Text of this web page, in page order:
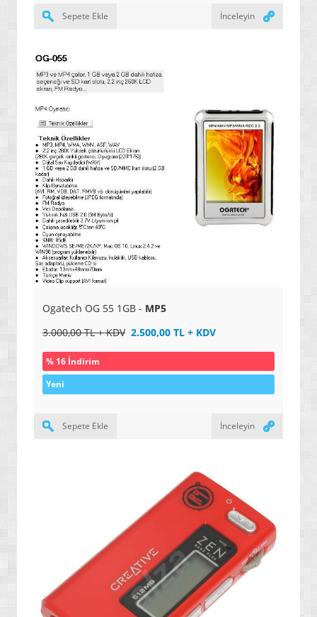
Sepete Ekle İnceleyin
Ogatech OG 55 1GB - MP5
3.000,00 TL + KDV 2.500,00 TL + KDV
% 16 İndirim
Yeni
Sepete Ekle İnceleyin